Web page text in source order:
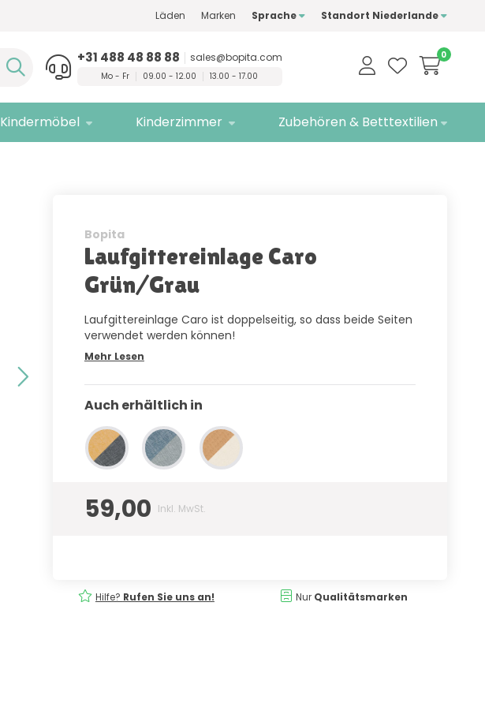
Qualitätsmarken KostenloseLieferung
Läden Marken Sprache Standort Niederlande
0
+31 488 48 88 88 sales@bopita.com
Mo - Fr 09.00 - 12.00 13.00 - 17.00
Kindermöbel Kinderzimmer Zubehören & Betttextilien
Bopita
Laufgittereinlage Caro
Grün/Grau
Laufgittereinlage Caro ist doppelseitig, so dass beide Seiten
verwendet werden können!
Mehr Lesen
Auch erhältlich in
59,00 Inkl. MwSt.
Hilfe? Rufen Sie uns an! Nur Qualitätsmarken